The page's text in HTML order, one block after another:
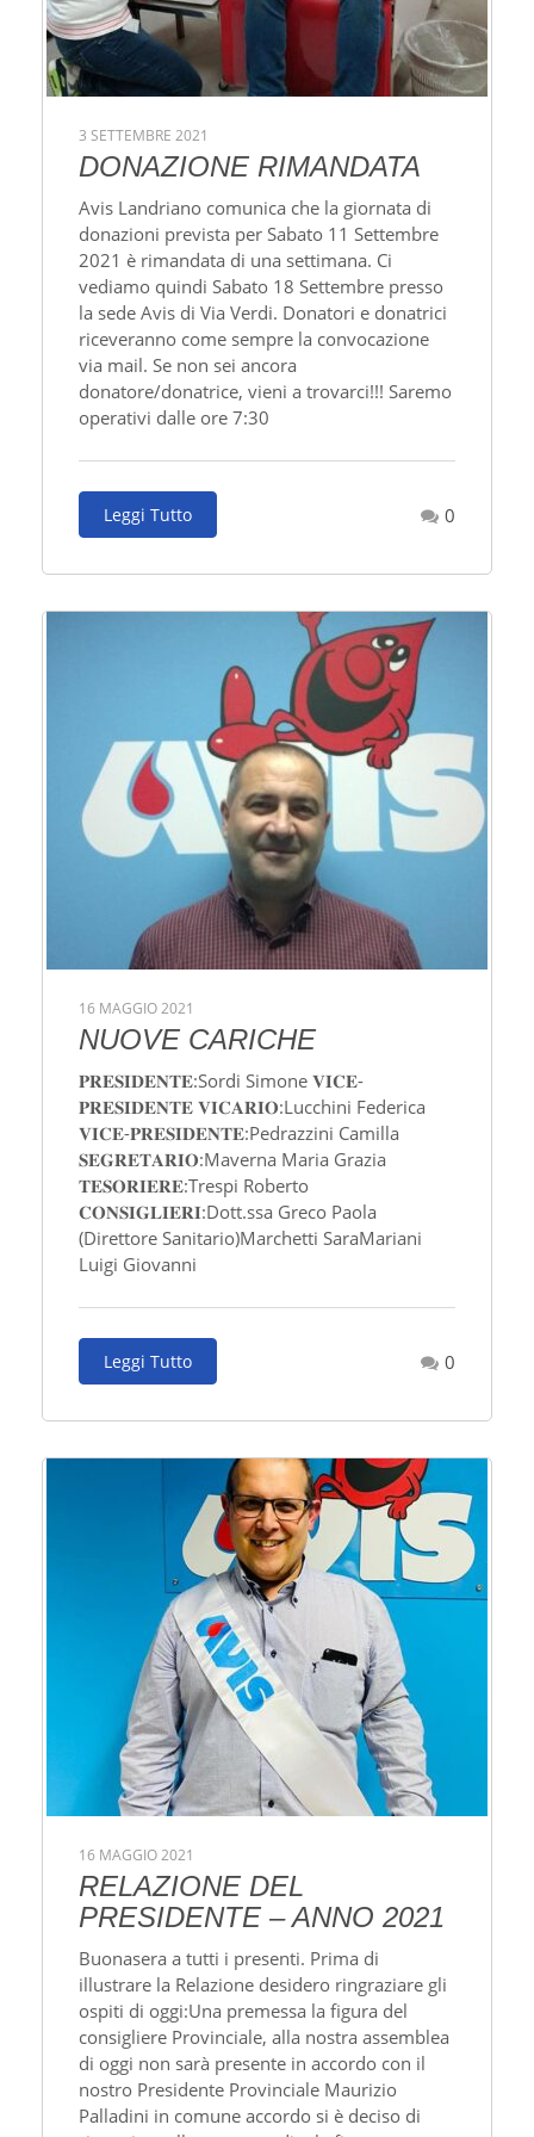
3 SETTEMBRE 2021
DONAZIONE RIMANDATA
Avis Landriano comunica che la giornata di
donazioni prevista per Sabato 11 Settembre
2021 è rimandata di una settimana. Ci
vediamo quindi Sabato 18 Settembre presso
la sede Avis di Via Verdi. Donatori e donatrici
riceveranno come sempre la convocazione
via mail. Se non sei ancora
donatore/donatrice, vieni a trovarci!!! Saremo
operativi dalle ore 7:30
Leggi Tutto 0
16 MAGGIO 2021
NUOVE CARICHE
𝐏𝐑𝐄𝐒𝐈𝐃𝐄𝐍𝐓𝐄:Sordi Simone 𝐕𝐈𝐂𝐄-
𝐏𝐑𝐄𝐒𝐈𝐃𝐄𝐍𝐓𝐄 𝐕𝐈𝐂𝐀𝐑𝐈𝐎:Lucchini Federica
𝐕𝐈𝐂𝐄-𝐏𝐑𝐄𝐒𝐈𝐃𝐄𝐍𝐓𝐄:Pedrazzini Camilla
𝐒𝐄𝐆𝐑𝐄𝐓𝐀𝐑𝐈𝐎:Maverna Maria Grazia
𝐓𝐄𝐒𝐎𝐑𝐈𝐄𝐑𝐄:Trespi Roberto
𝐂𝐎𝐍𝐒𝐈𝐆𝐋𝐈𝐄𝐑𝐈:Dott.ssa Greco Paola
(Direttore Sanitario)Marchetti SaraMariani
Luigi Giovanni
Leggi Tutto 0
16 MAGGIO 2021
RELAZIONE DEL
PRESIDENTE – ANNO 2021
Buonasera a tutti i presenti. Prima di
illustrare la Relazione desidero ringraziare gli
ospiti di oggi:Una premessa la figura del
consigliere Provinciale, alla nostra assemblea
di oggi non sarà presente in accordo con il
nostro Presidente Provinciale Maurizio
Palladini in comune accordo si è deciso di